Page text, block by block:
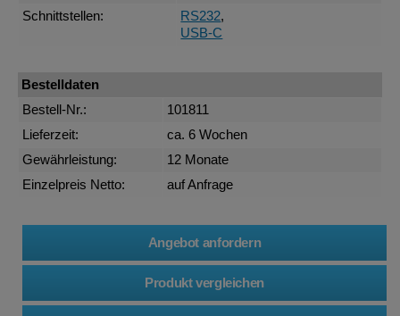
Schnittstellen:
RS232,
USB-C
Bestelldaten
Bestell-Nr.:
101811
Lieferzeit:
ca. 6 Wochen
Gewährleistung:
12 Monate
Einzelpreis Netto:
auf Anfrage